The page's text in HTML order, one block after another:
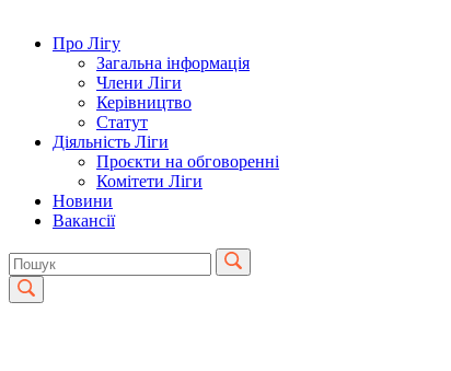
Про Лігу
Загальна інформація
Члени Ліги
Керівництво
Статут
Діяльність Ліги
Проєкти на обговоренні
Комітети Ліги
Новини
Вакансії